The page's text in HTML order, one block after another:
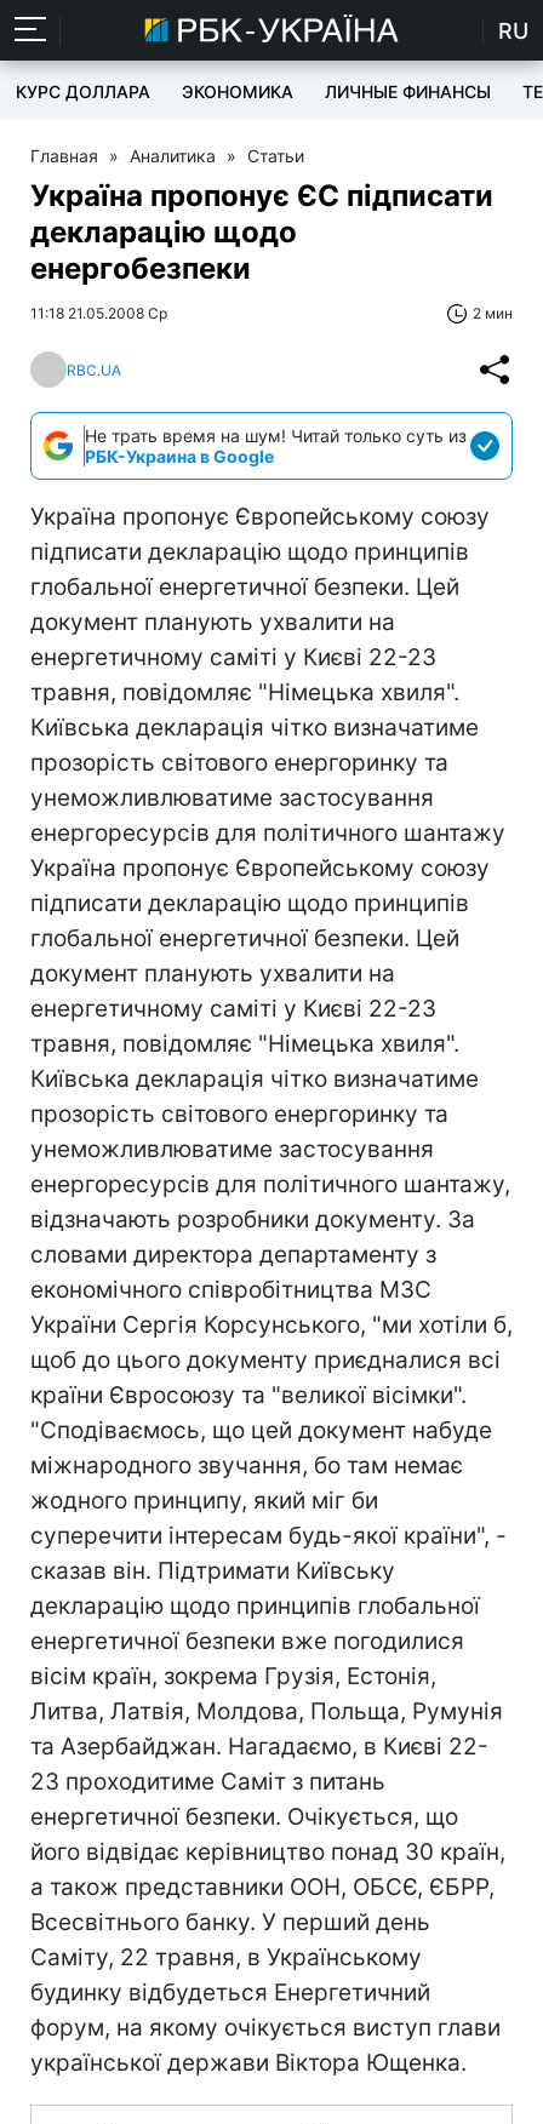
RU
КУРС ДОЛЛАРА ЭКОНОМИКА ЛИЧНЫЕ ФИНАНСЫ
Главная » Аналитика » Статьи
Україна пропонує ЄС підписати
декларацію щодо
енергобезпеки
11:18 21.05.2008 Ср 2 мин
RBC.UA
Не трать время на шум! Читай только суть из
РБК-Украина в Google
Україна пропонує Європейському союзу
підписати декларацію щодо принципів
глобальної енергетичної безпеки. Цей
документ планують ухвалити на
енергетичному саміті у Києві 22-23
травня, повідомляє "Німецька хвиля".
Київська декларація чітко визначатиме
прозорість світового енергоринку та
унеможливлюватиме застосування
енергоресурсів для політичного шантажу
Україна пропонує Європейському союзу
підписати декларацію щодо принципів
глобальної енергетичної безпеки. Цей
документ планують ухвалити на
енергетичному саміті у Києві 22-23
травня, повідомляє "Німецька хвиля".
Київська декларація чітко визначатиме
прозорість світового енергоринку та
унеможливлюватиме застосування
енергоресурсів для політичного шантажу,
відзначають розробники документу. За
словами директора департаменту з
економічного співробітництва МЗС
України Сергія Корсунського, "ми хотіли б,
щоб до цього документу приєдналися всі
країни Євросоюзу та "великої вісімки".
"Сподіваємось, що цей документ набуде
міжнародного звучання, бо там немає
жодного принципу, який міг би
суперечити інтересам будь-якої країни", -
сказав він. Підтримати Київську
декларацію щодо принципів глобальної
енергетичної безпеки вже погодилися
вісім країн, зокрема Грузія, Естонія,
Литва, Латвія, Молдова, Польща, Румунія
та Азербайджан. Нагадаємо, в Києві 22-
23 проходитиме Саміт з питань
енергетичної безпеки. Очікується, що
його відвідає керівництво понад 30 країн,
а також представники ООН, ОБСЄ, ЄБРР,
Всесвітнього банку. У перший день
Саміту, 22 травня, в Українському
будинку відбудеться Енергетичний
форум, на якому очікується виступ глави
української держави Віктора Ющенка.